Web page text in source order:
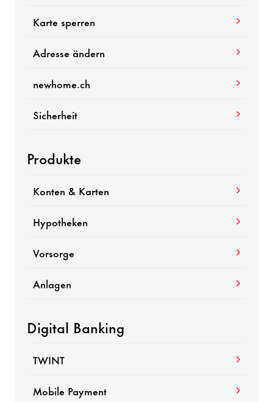
Karte sperren
Adresse ändern
newhome.ch
Sicherheit
Produkte
Konten & Karten
Hypotheken
Vorsorge
Anlagen
Digital Banking
TWINT
Mobile Payment